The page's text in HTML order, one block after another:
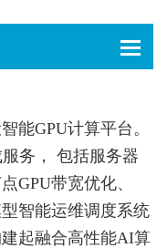
能GPU计算平台。
务， 包括服务器
GPU带宽优化、
智能运维调度系统
起融合高性能AI算